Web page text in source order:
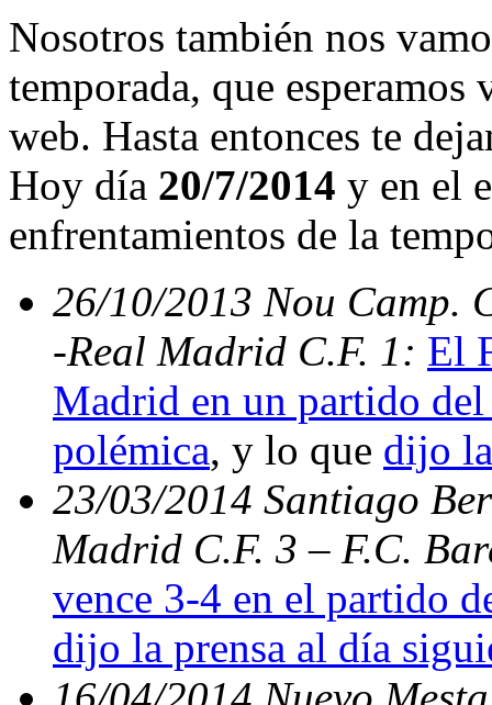
Nosotros también nos
temporada, que esperamos
web. Hasta entonces te
Hoy día 20/7/2014 y en el
enfrentamientos de la
26/10/2013 Nou Camp.
-Real Madrid C.F. 1: El
Madrid en un partido
polémica, y lo que dijo
23/03/2014 Santiago
Madrid C.F. 3 – F.C.
vence 3-4 en el partido
dijo la prensa al día